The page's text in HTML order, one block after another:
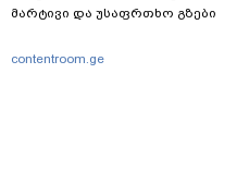
მარტივი და უსაფრთხო გზები
contentroom.ge